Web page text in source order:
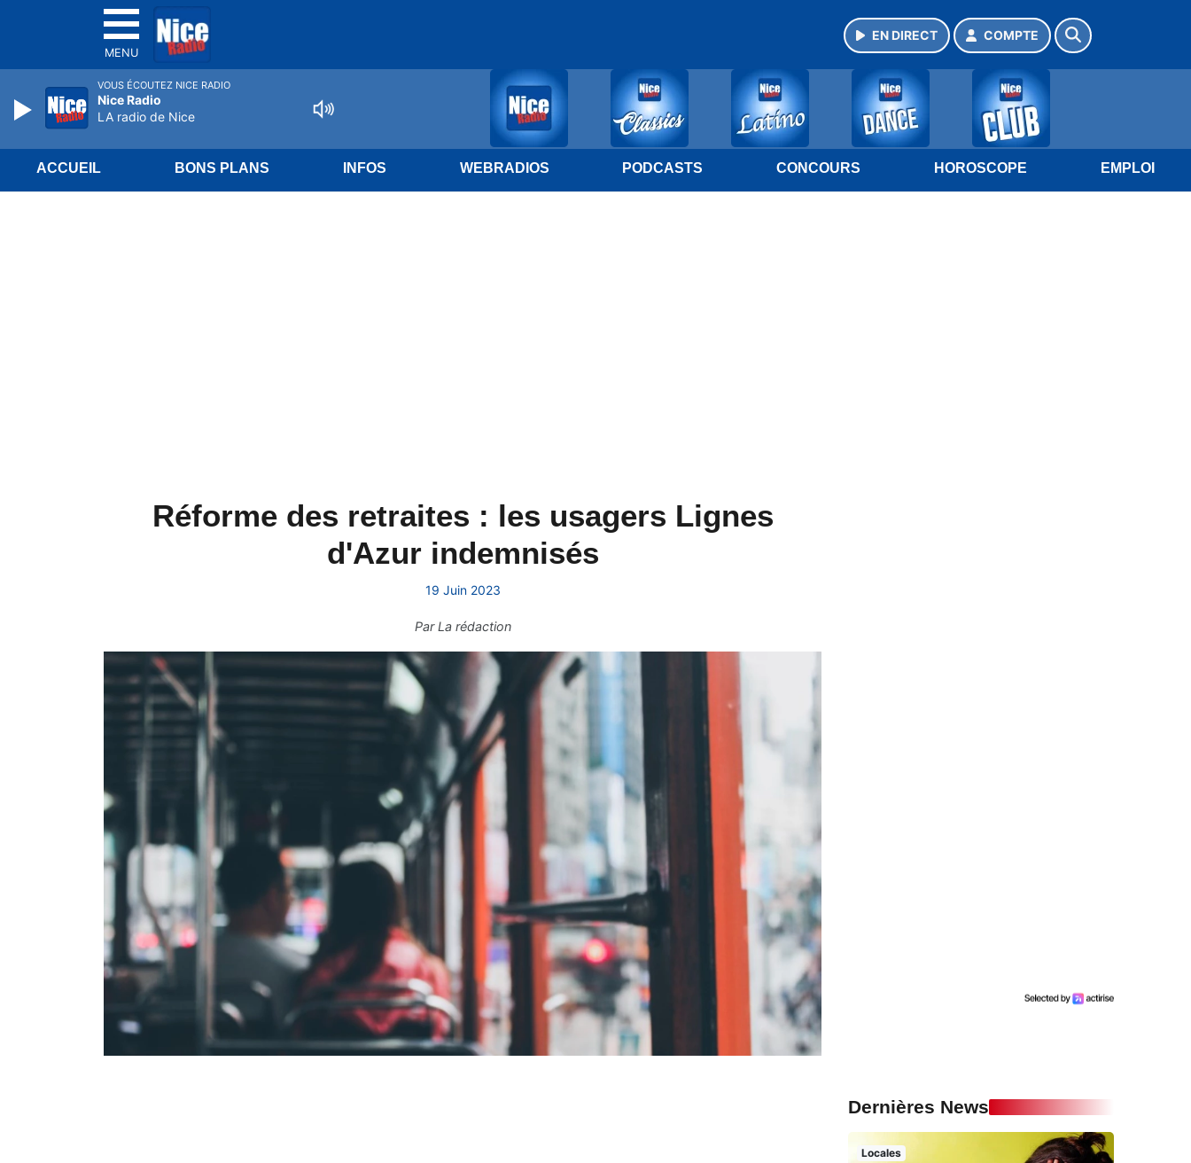
MENU
EN DIRECT COMPTE
ACCUEIL BONS PLANS INFOS WEBRADIOS PODCASTS CONCOURS HOROSCOPE EMPLOI
Réforme des retraites : les usagers Lignes
d'Azur indemnisés
19 Juin 2023
ParLa rédaction
Dernières News
Locales
VOUS ÉCOUTEZ NICE RADIO
Nice Radio
LA radio de Nice